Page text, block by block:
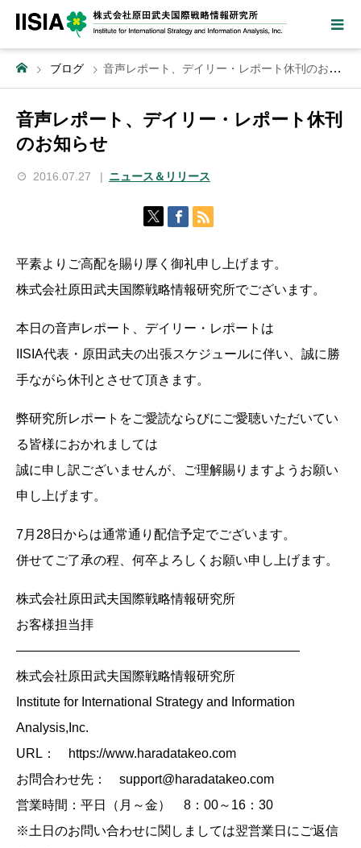
ブログ 音声レポート、デイリー・レポート休刊のお知らせ
音声レポート、デイリー・レポート休刊
のお知らせ
2016.07.27 ニュース＆リリース
平素よりご高配を賜り厚く御礼申し上げます。
株式会社原田武夫国際戦略情報研究所でございます。
本日の音声レポート、デイリー・レポートは
IISIA代表・原田武夫の出張スケジュールに伴い、誠に勝
手ながら休刊とさせて頂きます。
弊研究所レポートをご愛読ならびにご愛聴いただいてい
る皆様におかれましては
誠に申し訳ございませんが、ご理解賜りますようお願い
申し上げます。
7月28日からは通常通り配信予定でございます。
併せてご了承の程、何卒よろしくお願い申し上げます。
株式会社原田武夫国際戦略情報研究所
お客様担当拝
——————————————————————
株式会社原田武夫国際戦略情報研究所
Institute for International Strategy and Information
Analysis,Inc.
URL： https://www.haradatakeo.com
お問合わせ先： support@haradatakeo.com
営業時間：平日（月～金） 8：00～16：30
※土日のお問い合わせに関しましては翌営業日にご返信